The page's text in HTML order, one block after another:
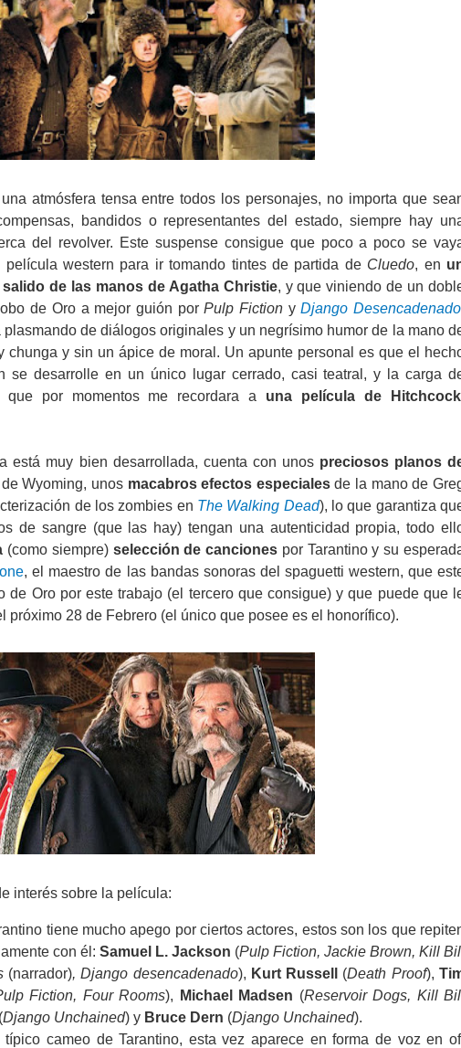
atmósfera tensa entre todos los personajes, no importa que
bandidos o representantes del estado, siempre hay
del revolver. Este suspense consigue que poco a poco se
western para ir tomando tintes de partida de Cluedo, en
de las manos de Agatha Christie, y que viniendo de un
de Oro a mejor guión porPulp FictionyDjango Desencadenado
de diálogos originales y un negrísimo humor de la mano
chunga y sin un ápice de moral. Un apunte personal es que el
se desarrolle en un único lugar cerrado, casi teatral, y la carga
por momentos me recordara a una película de Hitchcock
está muy bien desarrollada, cuenta con unos preciosos planos
Wyoming, unos macabros efectos especialesde la mano de
de los zombies en The Walking Dead), lo que garantiza
de sangre (que las hay) tengan una autenticidad propia, todo
(como siempre) selección de canciones por Tarantino y su
, el maestro de las bandas sonoras del spaguetti western, que
de Oro por este trabajo (el tercero que consigue) y que puede que
próximo 28 de Febrero (el único que posee es el honorífico).
interés sobre la película:
tiene mucho apego por ciertos actores, estos son los que
con él: Samuel L. Jackson (Pulp Fiction, Jackie Brown, Kill
(narrador), Django desencadenado), Kurt Russell (Death Proof),
Fiction, Four Rooms), Michael Madsen (Reservoir Dogs, Kill
(Django Unchained) y Bruce Dern (Django Unchained).
cameo de Tarantino, esta vez aparece en forma de voz en